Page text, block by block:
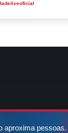
aproxima pessoas.